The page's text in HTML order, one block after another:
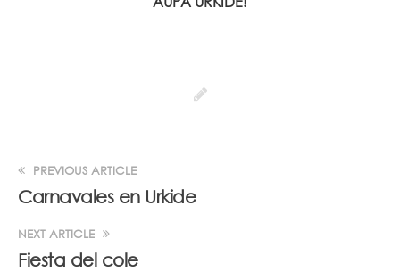
PREVIOUS ARTICLE
Carnavales en Urkide
NEXT ARTICLE
Fiesta del cole